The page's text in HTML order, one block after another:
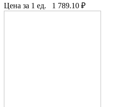
Цена за 1 ед.
1 789.10 ₽